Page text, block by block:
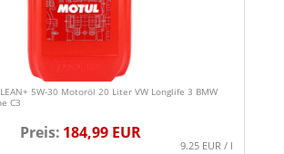
5W-30 Motoröl 20 Liter VW Longlife 3 BMW
C3
Preis: 184,99 EUR
9.25 EUR / l